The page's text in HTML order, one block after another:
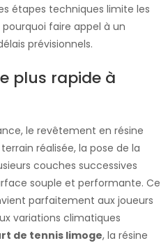
étapes techniques limite les
faire appel à un
prévisionnels.
plus rapide à
le revêtement en résine
réalisée, la pose de la
couches successives
souple et performante. Ce
parfaitement aux joueurs
variations climatiques
de tennis limoge, la résine